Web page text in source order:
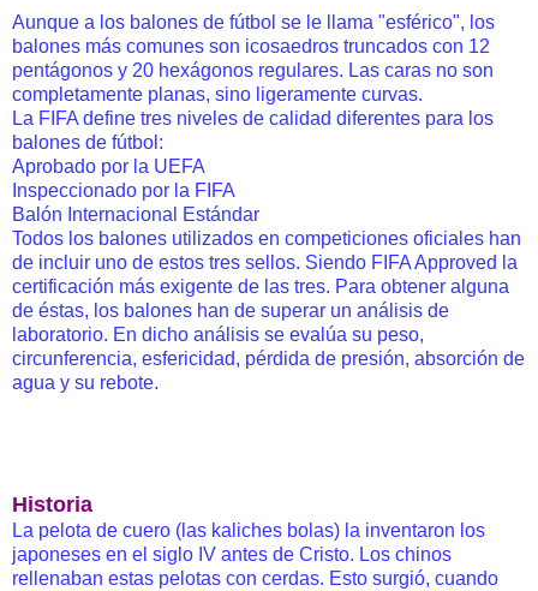
Aunque a los balones de fútbol se le llama "esférico", los
balones más comunes son icosaedros truncados con 12
pentágonos y 20 hexágonos regulares. Las caras no son
completamente planas, sino ligeramente curvas.
La FIFA define tres niveles de calidad diferentes para los
balones de fútbol:
Aprobado por la UEFA
Inspeccionado por la FIFA
Balón Internacional Estándar
Todos los balones utilizados en competiciones oficiales han
de incluir uno de estos tres sellos. Siendo FIFA Approved la
certificación más exigente de las tres. Para obtener alguna
de éstas, los balones han de superar un análisis de
laboratorio. En dicho análisis se evalúa su peso,
circunferencia, esfericidad, pérdida de presión, absorción de
agua y su rebote.
Historia
La pelota de cuero (las kaliches bolas) la inventaron los
japoneses en el siglo IV antes de Cristo. Los chinos
rellenaban estas pelotas con cerdas. Esto surgió, cuando